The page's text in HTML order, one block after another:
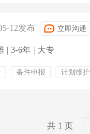
12发布 立即沟通
| 3-6年 | 大专
备件申报 计划维护
共 1 页